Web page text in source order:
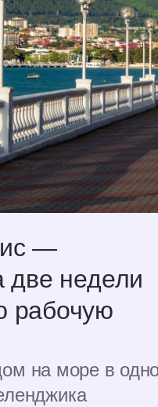
—
две недели
рабочую
на море в